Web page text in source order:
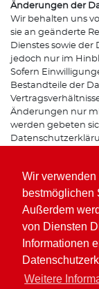
Wir
bestmöglichen
Außerdem
von Diensten
Informationen
Weitere
Änderungen der
Wir behalten uns
sie an geänderte
Dienstes sowie
jedoch nur im
Sofern
Bestandteile der
Änderungen nur
werden gebeten
Bei Fragen zur
Sperrung oder
Einwilligungen
Home